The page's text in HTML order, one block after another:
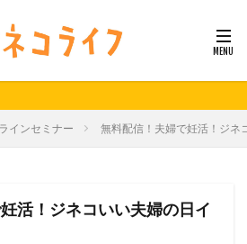
インセミナー 無料配信！夫婦で妊活！ジネ
活！ジネコいい夫婦の日イ